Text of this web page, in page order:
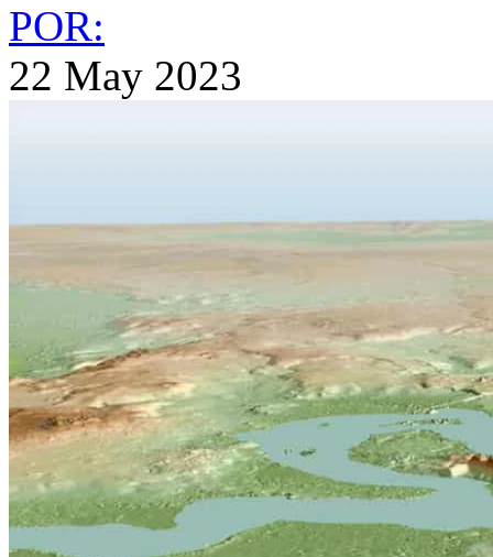
POR:
22 May 2023